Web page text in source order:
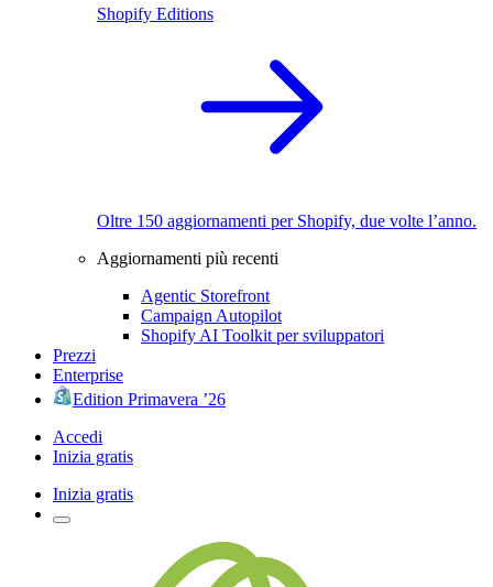
Shopify Editions
Oltre 150 aggiornamenti per Shopify, due volte l’anno.
Aggiornamenti più recenti
Agentic Storefront
Campaign Autopilot
Shopify AI Toolkit per sviluppatori
Prezzi
Enterprise
Edition Primavera ’26
Accedi
Inizia gratis
Inizia gratis